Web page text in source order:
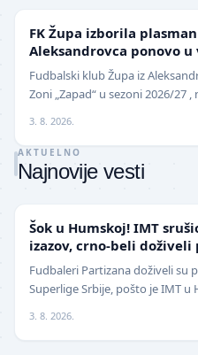
NIŽE LIGE
FK Župa izborila
Aleksandrovca ponovo
Fudbalski klub Župa iz
Zoni „Zapad“ u sezoni 2026/27
3. 8. 2026.
AKTUELNO
Najnovije vesti
SUPERLIGA
Šok u Humskoj! IMT
izazov, crno-beli doživeli
Fudbaleri Partizana doživeli su
Superlige Srbije, pošto je IMT
3. 8. 2026.